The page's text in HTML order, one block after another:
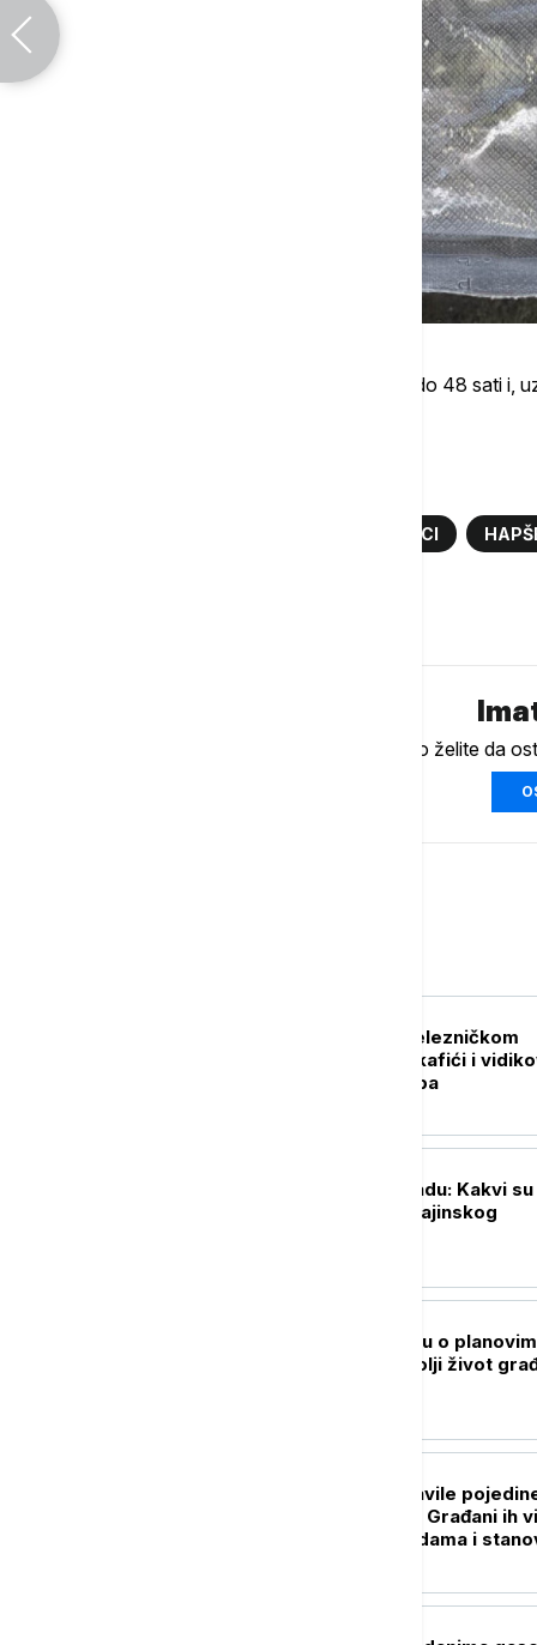
Osumnjičenom je određeno zadržavanje do 48 sati i,
BATROVCI
Ukoliko želite da
Vučić o Starom železničkom
mostu: Tri nivoa, kafići i
završetak do Ekspa
Zelenski u Beogradu: Kakvi su
odjeci posete ukrajinskog
Vučević u Svilajncu o
razvoj opštine i bolji život
Bubašvabe preplavile
delove Beograda: Građani ih
u parkićima, zgradama i